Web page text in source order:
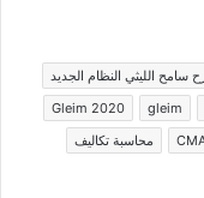
gleim
Gleim 2020
محاسبة تكاليف